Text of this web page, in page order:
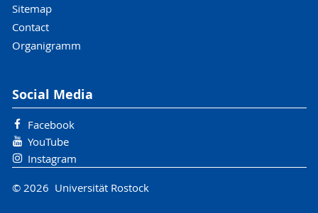
Sitemap
Contact
Organigramm
Social Media
Facebook
YouTube
Instagram
© 2026 Universität Rostock